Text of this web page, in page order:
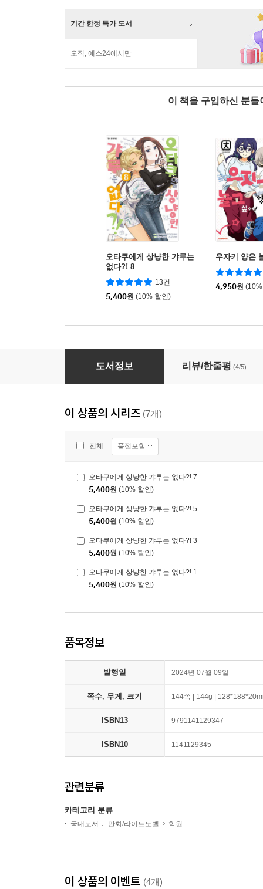
기간 한정 특가 도서
오직, 예스24에서만
이 책을 구입하신 분
오타쿠에게 상냥한 갸루는
없다?! 8
13건
5,400원 (10% 할인)
우자키 양은
4,950원
오타쿠에게 상냥한 갸루는 없다?! 4
도서정보 리뷰/한줄평 (4/5)
이 상품의 시리즈 (7개)
전체 품절포함
오타쿠에게 상냥한 갸루는 없다?! 7
5,400원 (10% 할인)
오타쿠에게 상냥한 갸루는 없다?! 5
5,400원 (10% 할인)
오타쿠에게 상냥한 갸루는 없다?! 3
5,400원 (10% 할인)
오타쿠에게 상냥한 갸루는 없다?! 1
5,400원 (10% 할인)
품목정보
발행일 2024년 07월 09일
쪽수, 무게, 크기 144쪽 | 144g |
ISBN13 9791141129347
ISBN10 1141129345
관련분류
카테고리 분류
국내도서 만화/라이트노벨 학원
이 상품의 이벤트 (4개)